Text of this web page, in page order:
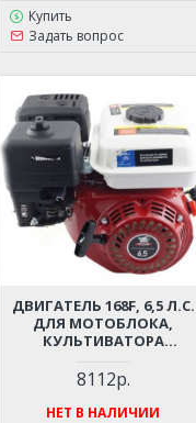
CH61900, 1695361, CL 61900R,
STIGA (22 ЗУБА, D19ММ,
D51ММ)
Купить
Задать вопрос
ДВИГАТЕЛЬ 168F, 6,5 Л.С.
ДЛЯ МОТОБЛОКА,
КУЛЬТИВАТОРА
СНЕГОУБОРЩИКА (ВАЛ - 20
ММ, ШПОНКА; С
ДАТЧИКОМ УРОВНЯ
8112р.
НЕТ В НАЛИЧИИ